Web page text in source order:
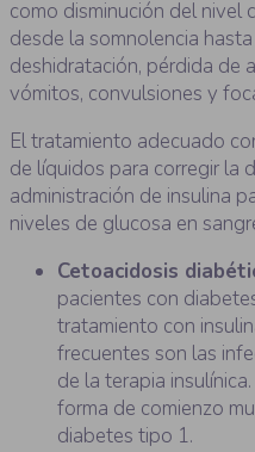
como disminución del nivel
desde la somnolencia
deshidratación, pérdida de
vómitos, convulsiones y
El tratamiento adecuado
de líquidos para corregir la
administración de insulina
niveles de glucosa en
Cetoacidosis
pacientes con
tratamiento con
frecuentes son las
de la terapia
forma de comienzo
diabetes tipo 1.